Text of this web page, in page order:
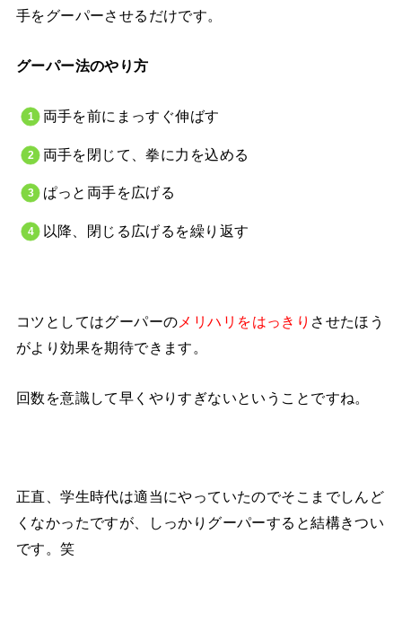
手をグーパーさせるだけです。
グーパー法のやり方
両手を前にまっすぐ伸ばす
両手を閉じて、拳に力を込める
ぱっと両手を広げる
以降、閉じる広げるを繰り返す
コツとしてはグーパーの メリハリをはっきり させたほう
がより効果を期待できます。
回数を意識して早くやりすぎないということですね。
正直、学生時代は適当にやっていたのでそこまでしんど
くなかったですが、しっかりグーパーすると結構きつい
です。笑